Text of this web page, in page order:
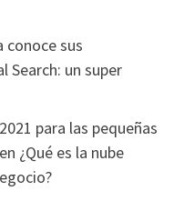
conoce sus
Search: un super
para las pequeñas
en ¿Qué es la nube